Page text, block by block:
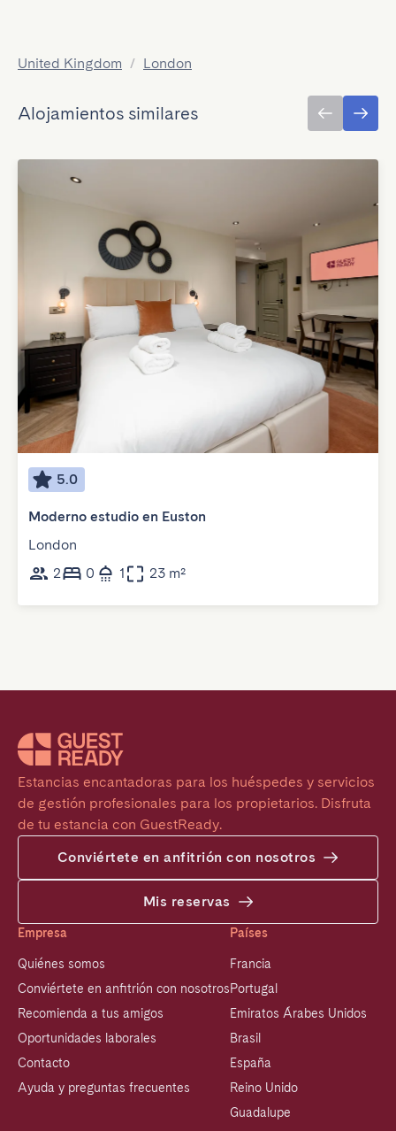
United Kingdom / London
Alojamientos similares
5.0
Moderno estudio en Euston
London
2
0 1 23 m²
Estancias encantadoras para los huéspedes y servicios
de gestión profesionales para los propietarios. Disfruta
de tu estancia con GuestReady.
Conviértete en anfitrión con nosotros
Mis reservas
Empresa
Quiénes somos
Conviértete en anfitrión con nosotros
Recomienda a tus amigos
Oportunidades laborales
Contacto
Ayuda y preguntas frecuentes
Países
Francia
Portugal
Emiratos Árabes Unidos
Brasil
España
Reino Unido
Guadalupe